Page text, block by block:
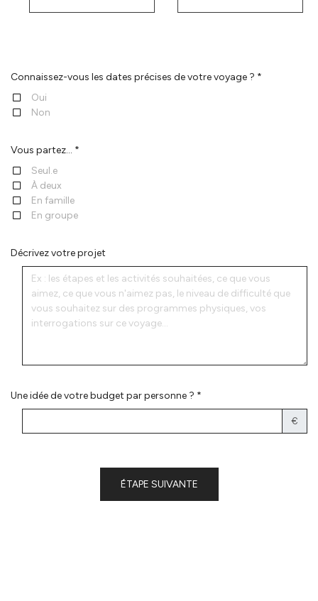
Connaissez-vous les dates précises de votre voyage ? *
Oui
Non
Vous partez... *
Seul.e
À deux
En famille
En groupe
Décrivez votre projet
Une idée de votre budget par personne ? *
€
ÉTAPE SUIVANTE